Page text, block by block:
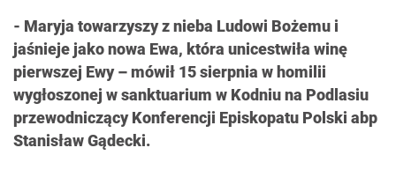
- Maryja towarzyszy z nieba Ludowi Bożemu i
jaśnieje jako nowa Ewa, która unicestwiła winę
pierwszej Ewy – mówił 15 sierpnia w homilii
wygłoszonej w sanktuarium w Kodniu na Podlasiu
przewodniczący Konferencji Episkopatu Polski abp
Stanisław Gądecki.